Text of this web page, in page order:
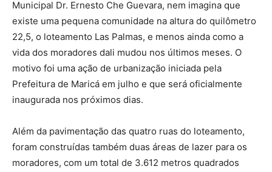
Municipal Dr. Ernesto Che Guevara, nem imagina que
existe uma pequena comunidade na altura do quilômetro
22,5, o loteamento Las Palmas, e menos ainda como a
vida dos moradores dali mudou nos últimos meses. O
motivo foi uma ação de urbanização iniciada pela
Prefeitura de Maricá em julho e que será oficialmente
inaugurada nos próximos dias.
Além da pavimentação das quatro ruas do loteamento,
foram construídas também duas áreas de lazer para os
moradores, com um total de 3.612 metros quadrados